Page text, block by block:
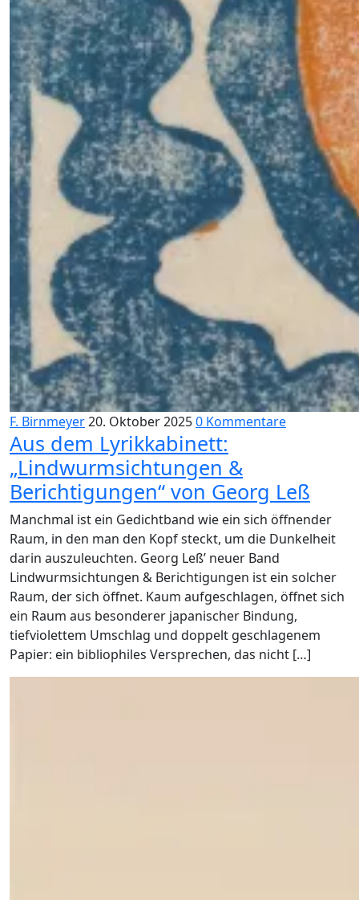
F. Birnmeyer20. Oktober 20250 Kommentare
Aus dem Lyrikkabinett:
„Lindwurmsichtungen &
Berichtigungen“ von Georg Leß
Manchmal ist ein Gedichtband wie ein sich öffnender
Raum, in den man den Kopf steckt, um die Dunkelheit
darin auszuleuchten. Georg Leß’ neuer Band
Lindwurmsichtungen & Berichtigungen ist ein solcher
Raum, der sich öffnet. Kaum aufgeschlagen, öffnet sich
ein Raum aus besonderer japanischer Bindung,
tiefviolettem Umschlag und doppelt geschlagenem
Papier: ein bibliophiles Versprechen, das nicht […]